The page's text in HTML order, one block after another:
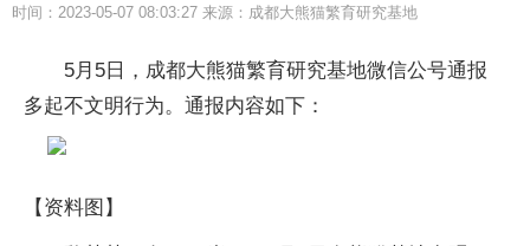
时间：2023-05-07 08:03:27 来源：成都大熊猫繁育研究基地
5月5日，成都大熊猫繁育研究基地微信公号通报
多起不文明行为。通报内容如下：
【资料图】